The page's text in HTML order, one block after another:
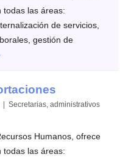
todas las áreas:
de servicios,
gestión de
Secretarias, administrativos
Humanos, ofrece
todas las áreas: